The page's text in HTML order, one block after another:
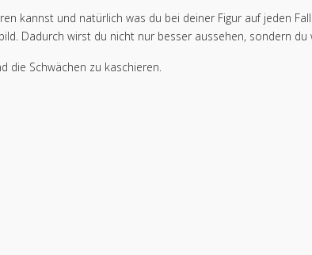
kannst und natürlich was du bei deiner Figur auf jeden
Dadurch wirst du nicht nur besser aussehen, sondern
die Schwächen zu kaschieren.